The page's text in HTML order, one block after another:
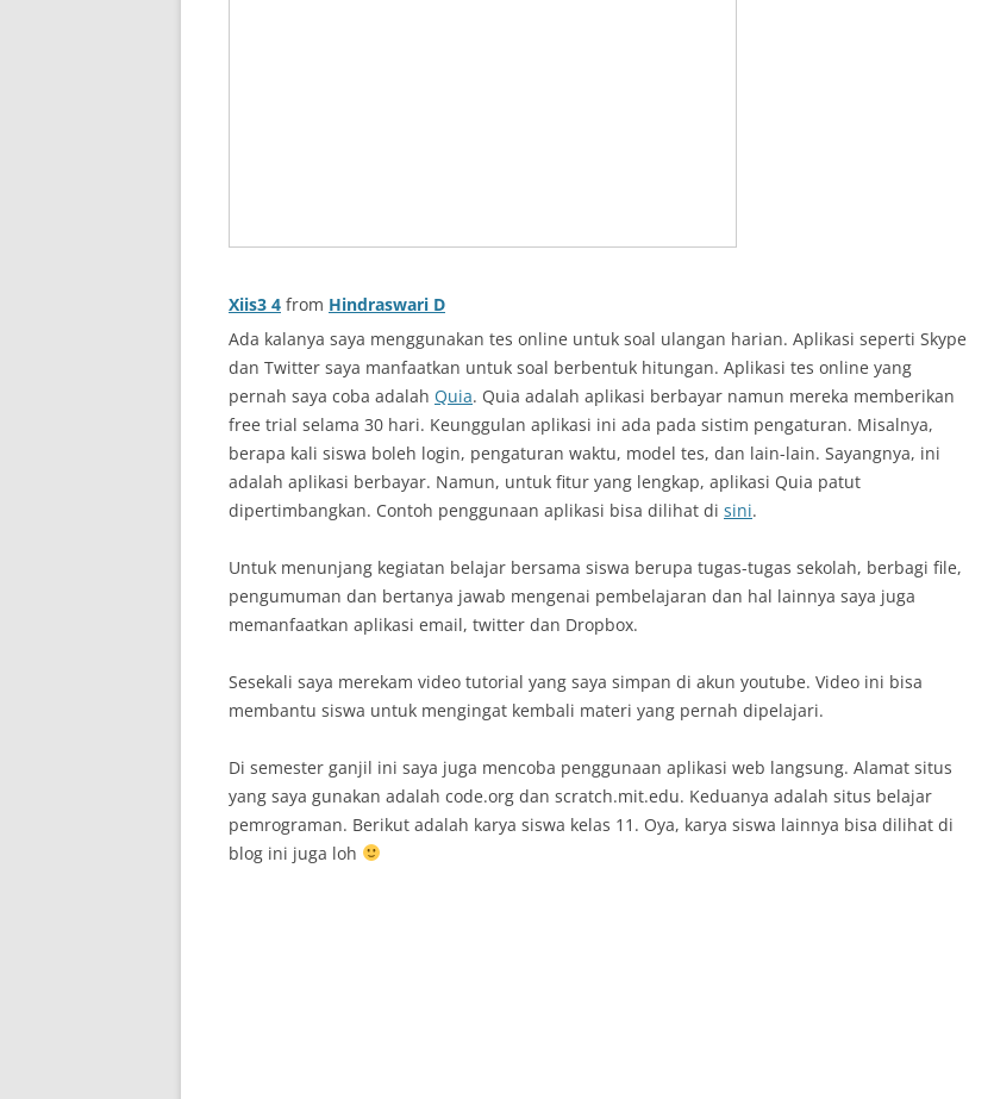
Xiis3 4 from Hindraswari D
Ada kalanya saya menggunakan tes online untuk soal ulangan harian. Aplikasi seperti Skype
dan Twitter saya manfaatkan untuk soal berbentuk hitungan. Aplikasi tes online yang
pernah saya coba adalah Quia. Quia adalah aplikasi berbayar namun mereka memberikan
free trial selama 30 hari. Keunggulan aplikasi ini ada pada sistim pengaturan. Misalnya,
berapa kali siswa boleh login, pengaturan waktu, model tes, dan lain-lain. Sayangnya, ini
adalah aplikasi berbayar. Namun, untuk fitur yang lengkap, aplikasi Quia patut
dipertimbangkan. Contoh penggunaan aplikasi bisa dilihat di sini.
Untuk menunjang kegiatan belajar bersama siswa berupa tugas-tugas sekolah, berbagi file,
pengumuman dan bertanya jawab mengenai pembelajaran dan hal lainnya saya juga
memanfaatkan aplikasi email, twitter dan Dropbox.
Sesekali saya merekam video tutorial yang saya simpan di akun youtube. Video ini bisa
membantu siswa untuk mengingat kembali materi yang pernah dipelajari.
Di semester ganjil ini saya juga mencoba penggunaan aplikasi web langsung. Alamat situs
yang saya gunakan adalah code.org dan scratch.mit.edu. Keduanya adalah situs belajar
pemrograman. Berikut adalah karya siswa kelas 11. Oya, karya siswa lainnya bisa dilihat di
blog ini juga loh